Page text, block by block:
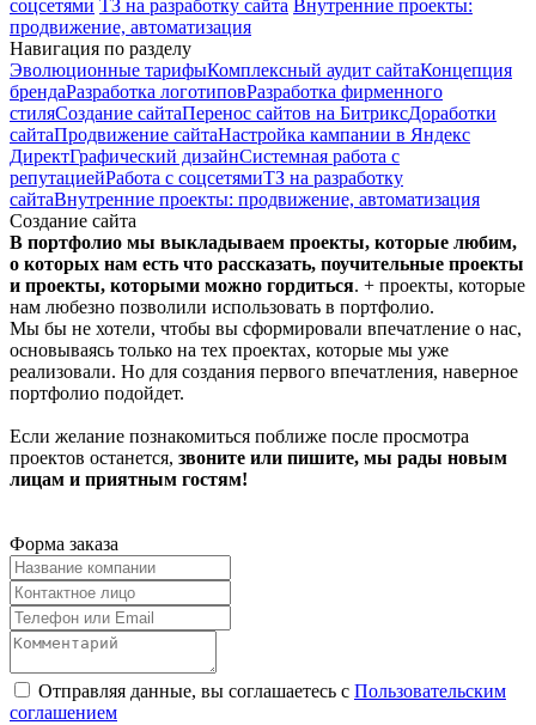
соцсетями ТЗ на разработку сайта Внутренние проекты:
продвижение, автоматизация
Навигация по разделу
Эволюционные тарифыКомплексный аудит сайтаКонцепция
брендаРазработка логотиповРазработка фирменного
стиляСоздание сайтаПеренос сайтов на БитриксДоработки
сайтаПродвижение сайтаНастройка кампании в Яндекс
ДиректГрафический дизайнСистемная работа с
репутациейРабота с соцсетямиТЗ на разработку
сайтаВнутренние проекты: продвижение, автоматизация
Создание сайта
В портфолио мы выкладываем проекты, которые любим,
о которых нам есть что рассказать, поучительные проекты
и проекты, которыми можно гордиться. + проекты, которые
нам любезно позволили использовать в портфолио.
Мы бы не хотели, чтобы вы сформировали впечатление о нас,
основываясь только на тех проектах, которые мы уже
реализовали. Но для создания первого впечатления, наверное
портфолио подойдет.
Если желание познакомиться поближе после просмотра
проектов останется, звоните или пишите, мы рады новым
лицам и приятным гостям!
Форма заказа
Отправляя данные, вы соглашаетесь с Пользовательским
соглашением